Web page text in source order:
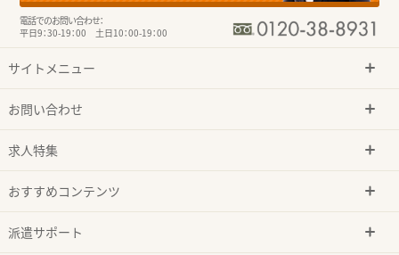
電話でのお問い合わせ：
平日9：30-19：00 土日10：00-19：00
サイトメニュー
お問い合わせ
求人特集
おすすめコンテンツ
派遣サポート